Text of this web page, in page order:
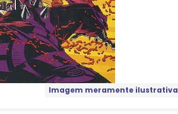
Imagem meramente ilustrativa